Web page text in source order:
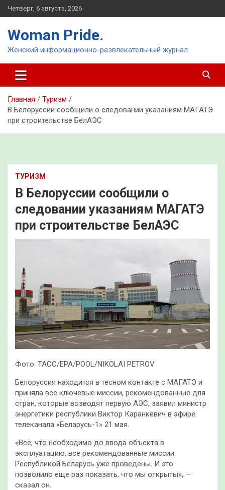
Перейти
к
Четверг, 6 августа, 2026
Woman Pride.
Женский информационно-развлекательный журнал.
Главная
Туризм
В Белоруссии сообщили о следовании указаниям МАГАТЭ
при строительстве БелАЭС
ТУРИЗМ
В Белоруссии сообщили о
следовании указаниям МАГАТЭ
при строительстве БелАЭС
Фото: ТАСС/EPA/POOL/NIKOLAI PETROV
Белоруссия находится в тесном контакте с МАГАТЭ и
приняла все ключевые миссии, рекомендованные для
стран, которые возводят первую АЭС, заявил министр
энергетики республики Виктор Каранкевич в эфире
телеканала «Беларусь-1» 21 мая.
«Всё, что необходимо до ввода объекта в
эксплуатацию, все рекомендованные миссии
Республикой Беларусь уже проведены. И это
позволило еще раз показать, что мы открыты», —
сказал он.